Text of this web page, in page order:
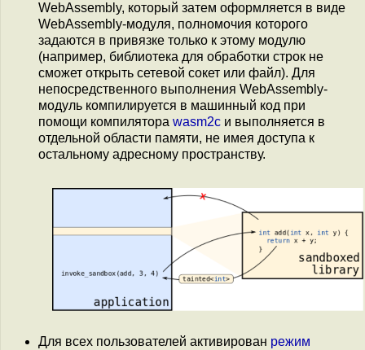
WebAssembly, который затем оформляется в виде
WebAssembly-модуля, полномочия которого
задаются в привязке только к этому модулю
(например, библиотека для обработки строк не
сможет открыть сетевой сокет или файл). Для
непосредственного выполнения WebAssembly-
модуль компилируется в машинный код при
помощи компилятора wasm2c и выполняется в
отдельной области памяти, не имея доступа к
остальному адресному пространству.
Для всех пользователей активирован режим